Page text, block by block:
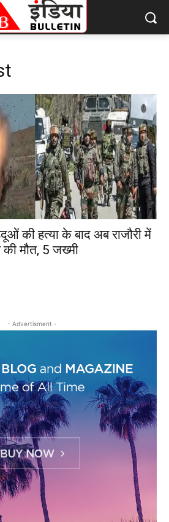
की हत्या के बाद अब राजौरी में
मौत, 5 जख्मी
- Advertisment -